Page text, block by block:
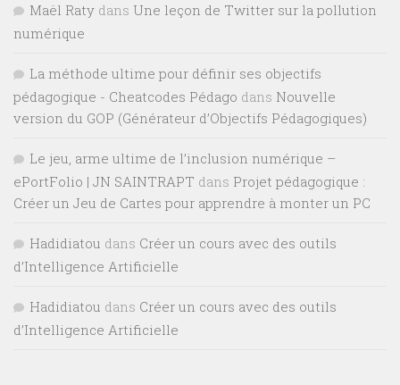
Maël Raty dans Une leçon de Twitter sur la pollution
numérique
La méthode ultime pour définir ses objectifs
pédagogique - Cheatcodes Pédago dans Nouvelle
version du GOP (Générateur d’Objectifs Pédagogiques)
Le jeu, arme ultime de l’inclusion numérique –
ePortFolio | JN SAINTRAPT dans Projet pédagogique :
Créer un Jeu de Cartes pour apprendre à monter un PC
Hadidiatou dans Créer un cours avec des outils
d’Intelligence Artificielle
Hadidiatou dans Créer un cours avec des outils
d’Intelligence Artificielle